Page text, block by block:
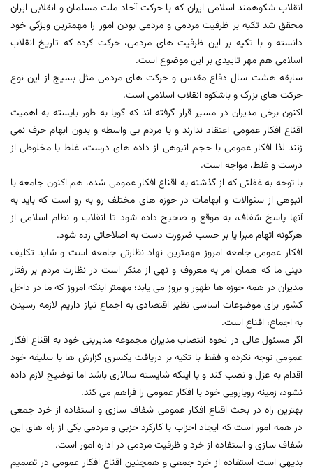
انقلاب شکوهمند اسلامی ایران که با حرکت آحاد ملت مسلمان و انقلابی ایران
محقق شد تکیه بر ظرفیت مردمی و مردمی بودن امور را مهمترین ویژگی خود
دانسته و با تکیه بر این ظرفیت های مردمی، حرکت کرده که تاریخ انقلاب
اسلامی هم مهر تاییدی بر این موضوع است.
سابقه هشت سال دفاع مقدس و حرکت های مردمی مثل بسیج از این نوع
حرکت های بزرگ و باشکوه انقلاب اسلامی است.
اکنون برخی مدیران در مسیر قرار گرفته اند که گویا به طور بایسته به اهمیت
اقناع افکار عمومی اعتقاد ندارند و با مردم بی واسطه و بدون ابهام حرف نمی
زنند لذا افکار عمومی با حجم انبوهی از داده های درست، غلط یا مخلوطی از
درست و غلط، مواجه است.
با توجه به غفلتی که از گذشته به اقناع افکار عمومی شده، هم اکنون جامعه با
انبوهی از سئوالات و ابهامات در حوزه های مختلف رو به رو است که باید به
آنها پاسخ شفاف، به موقع و صحیح داده شود تا انقلاب و نظام اسلامی از
هرگونه اتهام مبرا یا بر حسب ضرورت دست به اصلاحاتی زده شود.
افکار عمومی جامعه امروز مهمترین نهاد نظارتی جامعه است و شاید تکلیف
دینی ما که همان امر به معروف و نهی از منکر است در نظارت مردم بر رفتار
مدیران در همه حوزه ها ظهور و بروز می یابد؛ مهمتر اینکه امروز که ما در داخل
کشور برای موضوعات اساسی نظیر اقتصادی به اجماع نیاز داریم لازمه رسیدن
به اجماع، اقناع است.
اگر مسئول عالی در نحوه انتصاب مدیران مجموعه مدیریتی خود به اقناع افکار
عمومی توجه نکرده و فقط با تکیه بر دریافت یکسری گزارش ها یا سلیقه خود
اقدام به عزل و نصب کند و یا اینکه شایسته سالاری باشد اما توضیح لازم داده
نشود، زمینه رویارویی خود با افکار عمومی را فراهم می کند.
بهترین راه در بحث اقناع افکار عمومی شفاف سازی و استفاده از خرد جمعی
در همه امور است که ایجاد احزاب با کارکرد حزبی و مردمی یکی از راه های این
شفاف سازی و استفاده از خرد و ظرفیت مردمی در اداره امور است.
بدیهی است استفاده از خرد جمعی و همچنین اقناع افکار عمومی در تصمیم